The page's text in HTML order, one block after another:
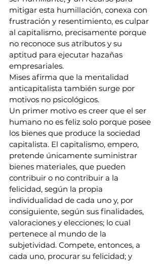
mitigar esta humillación, conexa con
frustración y resentimiento, es culpar
al capitalismo, precisamente porque
no reconoce sus atributos y su
aptitud para ejecutar hazañas
empresariales.
Mises afirma que la mentalidad
anticapitalista también surge por
motivos no psicológicos.
Un primer motivo es creer que el ser
humano no es feliz solo porque posee
los bienes que produce la sociedad
capitalista. El capitalismo, empero,
pretende únicamente suministrar
bienes materiales, que pueden
contribuir o no contribuir a la
felicidad, según la propia
individualidad de cada uno y, por
consiguiente, según sus finalidades,
valoraciones y elecciones; lo cual
pertenece al mundo de la
subjetividad. Compete, entonces, a
cada uno, procurar su felicidad; y